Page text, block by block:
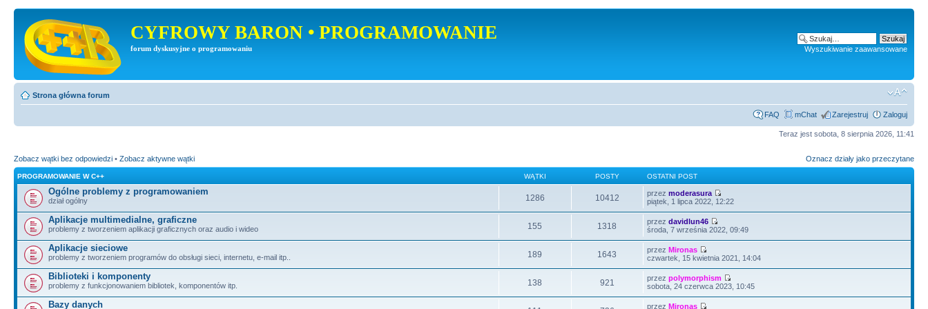
CYFROWY BARON • PROGRAMOWANIE
forum dyskusyjne o programowaniu Wyszukiwanie zaawansowane
Strona główna forum
FAQ mChat Zarejestruj Zaloguj
Teraz jest sobota, 8 sierpnia 2026, 11:41
Zobacz wątki bez odpowiedzi • Zobacz aktywne wątki Oznacz działy jako przeczytane
PROGRAMOWANIE W C++ WĄTKI POSTY OSTATNI POST
Ogólne problemy z programowaniem
dział ogólny 1286 10412 przezmoderasura
piątek, 1 lipca 2022, 12:22
Aplikacje multimedialne, graficzne
problemy z tworzeniem aplikacji graficznych oraz audio i wideo 155 1318 przezdavidlun46
środa, 7 września 2022, 09:49
Aplikacje sieciowe
problemy z tworzeniem programów do obsługi sieci, internetu, e-mail itp.. 189 1643 przezMironas
czwartek, 15 kwietnia 2021, 14:04
Biblioteki i komponenty
problemy z funkcjonowaniem bibliotek, komponentów itp. 138 921 przezpolymorphism
sobota, 24 czerwca 2023, 10:45
Bazy danych przezMironas